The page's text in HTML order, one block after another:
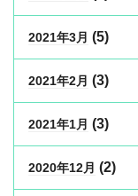
2021年3月 (5)
2021年2月 (3)
2021年1月 (3)
2020年12月 (2)